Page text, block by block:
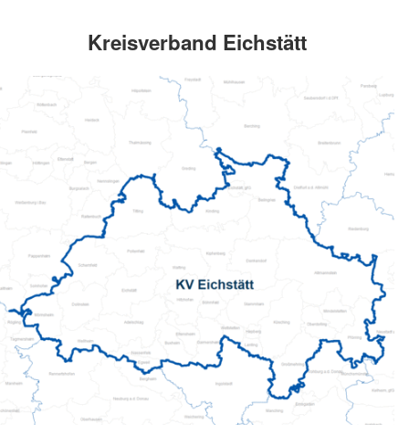
Kreisverband Eichstätt